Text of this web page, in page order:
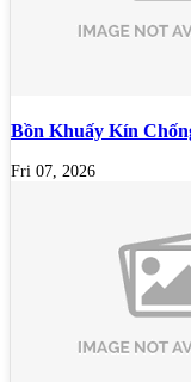
Bồn Khuấy Kín
Fri 07, 2026